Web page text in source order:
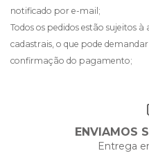
notificado por e-mail;
Todos os pedidos estão sujeitos
cadastrais, o que pode
confirmação do pagamento;
ENVIAMOS
Entrega